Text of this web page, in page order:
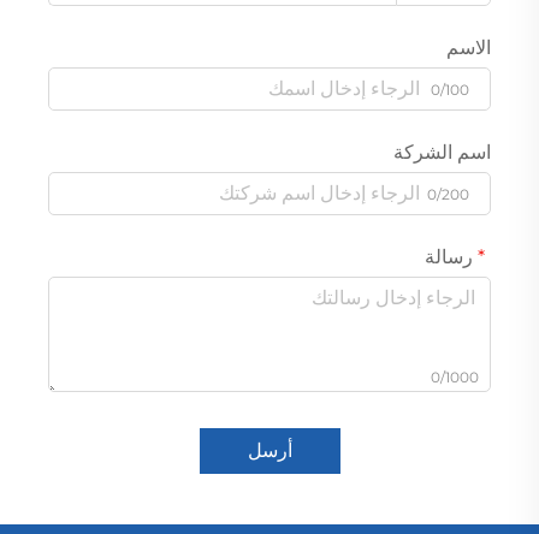
الاسم
0/100
اسم الشركة
0/200
رسالة
0/1000
أرسل